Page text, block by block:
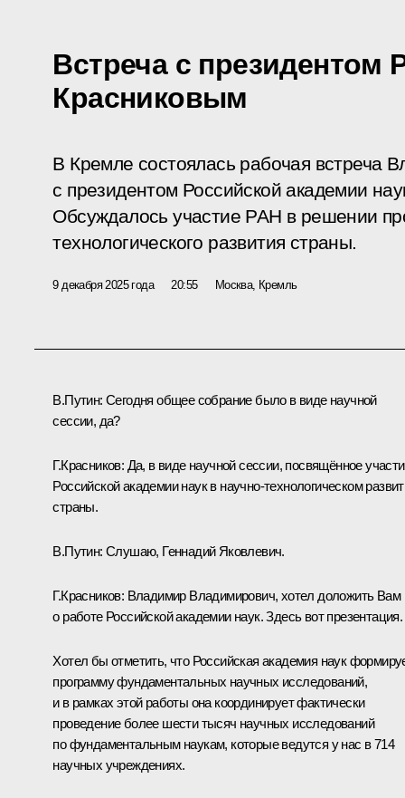
Встреча с президентом
Красниковым
В Кремле состоялась рабочая встреча
с президентом Российской академии
Обсуждалось участие РАН в решении
технологического развития страны.
9 декабря 2025 года 20:55 Москва, Кремль
В.Путин: Сегодня общее собрание было в виде научной
сессии, да?
Г.Красников: Да, в виде научной сессии, посвящённое
Российской академии наук в научно-технологическом
страны.
В.Путин: Слушаю, Геннадий Яковлевич.
Г.Красников: Владимир Владимирович, хотел доложить Вам
о работе Российской академии наук. Здесь вот презентация.
Хотел бы отметить, что Российская академия наук
программу фундаментальных научных исследований,
и в рамках этой работы она координирует фактически
проведение более шести тысяч научных исследований
по фундаментальным наукам, которые ведутся у нас в 714
научных учреждениях.